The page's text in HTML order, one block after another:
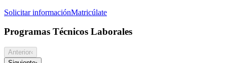
Solicitar informaciónMatricúlate
Programas Técnicos Laborales
Anterior‹